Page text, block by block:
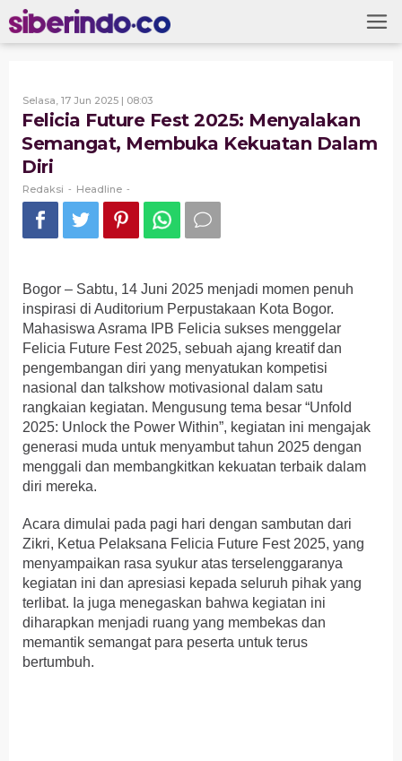
Skip
to
content
Selasa, 17 Jun 2025 | 08:03Oleh
Redaksi
Felicia Future Fest 2025: Menyalakan
Semangat, Membuka Kekuatan Dalam
Diri
Redaksi - Headline -
Bogor – Sabtu, 14 Juni 2025 menjadi momen penuh
inspirasi di Auditorium Perpustakaan Kota Bogor.
Mahasiswa Asrama IPB Felicia sukses menggelar
Felicia Future Fest 2025, sebuah ajang kreatif dan
pengembangan diri yang menyatukan kompetisi
nasional dan talkshow motivasional dalam satu
rangkaian kegiatan. Mengusung tema besar “Unfold
2025: Unlock the Power Within”, kegiatan ini mengajak
generasi muda untuk menyambut tahun 2025 dengan
menggali dan membangkitkan kekuatan terbaik dalam
diri mereka.
Acara dimulai pada pagi hari dengan sambutan dari
Zikri, Ketua Pelaksana Felicia Future Fest 2025, yang
menyampaikan rasa syukur atas terselenggaranya
kegiatan ini dan apresiasi kepada seluruh pihak yang
terlibat. Ia juga menegaskan bahwa kegiatan ini
diharapkan menjadi ruang yang membekas dan
memantik semangat para peserta untuk terus
bertumbuh.